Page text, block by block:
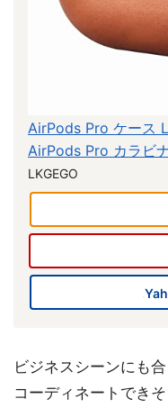
AirPods Pro ケース
AirPods Pro カラビ
LKGEGO
ビジネスシーンにも
コーディネートできそ